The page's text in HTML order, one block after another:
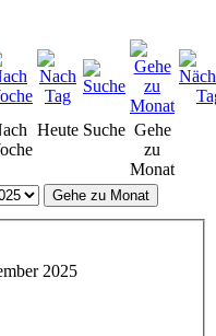
Heute Suche Gehe
zu
Monat
Gehe zu Monat
2025